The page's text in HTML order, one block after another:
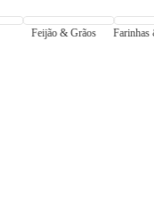
Feijão & Grãos Farinhas